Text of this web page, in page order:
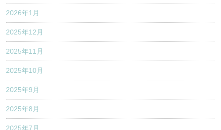
2026年1月
2025年12月
2025年11月
2025年10月
2025年9月
2025年8月
2025年7月